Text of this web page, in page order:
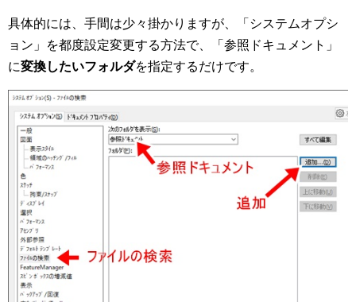
具体的には、手間は少々掛かりますが、「システムオプシ
ョン」を都度設定変更する方法で、「参照ドキュメント」
に変換したいフォルダを指定するだけです。